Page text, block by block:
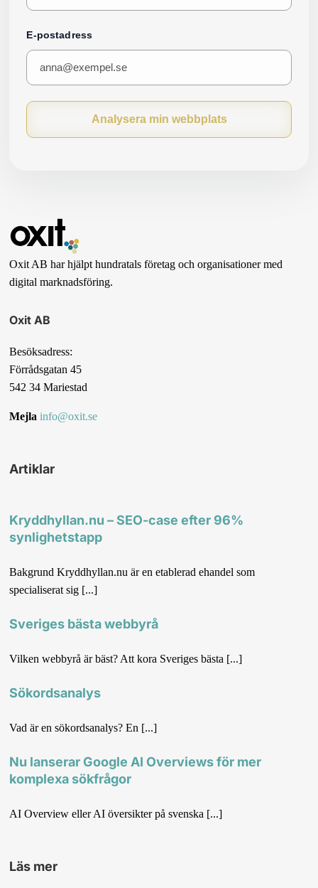
E-postadress
Analysera min webbplats
Oxit AB har hjälpt hundratals företag och organisationer med
digital marknadsföring.
Oxit AB
Besöksadress:
Förrådsgatan 45
542 34 Mariestad
Mejla info@oxit.se
Artiklar
Kryddhyllan.nu – SEO-case efter 96%
synlighetstapp
Bakgrund Kryddhyllan.nu är en etablerad ehandel som
specialiserat sig [...]
Sveriges bästa webbyrå
Vilken webbyrå är bäst? Att kora Sveriges bästa [...]
Sökordsanalys
Vad är en sökordsanalys? En [...]
Nu lanserar Google AI Overviews för mer
komplexa sökfrågor
AI Overview eller AI översikter på svenska [...]
Läs mer